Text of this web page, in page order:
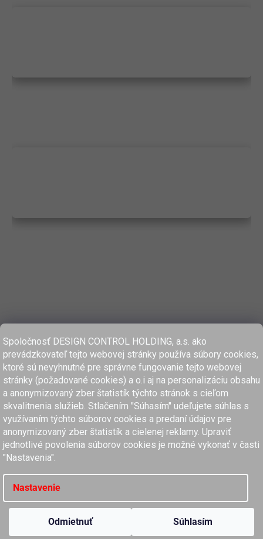
Spoločnosť DESIGN CONTROL HOLDING, a.s. ako
prevádzkovateľ tejto webovej stránky používa súbory cookies,
ktoré sú nevyhnutné pre správne fungovanie tejto webovej
stránky (požadované cookies) a o.i aj na personalizáciu obsahu
a anonymizovaný zber štatistík týchto stránok s cieľom
skvalitnenia služieb. Stlačením "Súhasím" udeľujete súhlas s
využívaním týchto súborov cookies a predaní údajov pre
anonymizovaný zber štatistík a cielenej reklamy. Upraviť
jednotlivé povolenia súborov cookies je možné vykonať v časti
"Nastavenia".
Nastavenie
Odmietnuť Súhlasím
women'secret
SPRINGFIELD